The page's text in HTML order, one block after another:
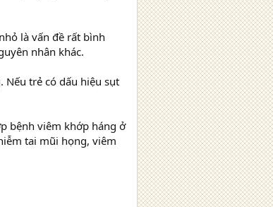
là vấn đề rất bình
nhân khác.
Nếu trẻ có dấu hiệu sụt
bệnh viêm khớp háng ở
tai mũi họng, viêm